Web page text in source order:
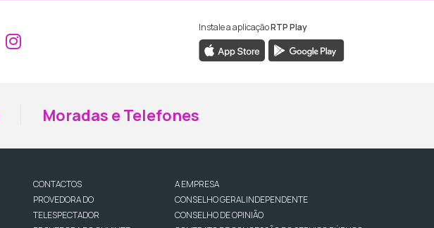
Aceder ao Facebook da RTP Madeira
Aceder ao Instagram da RTP Madeira
Instale a aplicaçãoRTP Play
Moradas e Telefones
CONTACTOS
PROVEDORA DO
TELESPECTADOR
A EMPRESA
CONSELHO GERAL INDEPENDENTE
CONSELHO DE OPINIÃO